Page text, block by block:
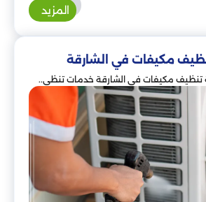
المزيد
مكيفات في الشارقة
مكيفات في الشارقة خدمات تنظي..